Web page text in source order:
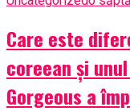
Care este
coreean și
Gorgeous a